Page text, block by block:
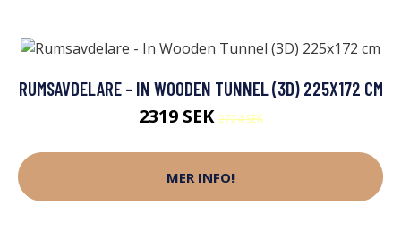
RUMSAVDELARE - IN WOODEN TUNNEL (3D) 225X172 CM
2319 SEK2724 SEK
MER INFO!